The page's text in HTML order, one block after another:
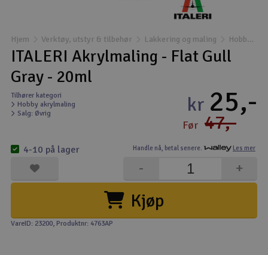
Droner
Droner for FPV
Fly
Helikopter
Kamerautstyr
Modellbygging, LEGO & byggesett
Modelljernbane
Hjem Verktøy, utstyr & tilbehør Lakkering og maling Hobby akrylmaling
ITALERI Akrylmaling - Flat Gull
Gray - 20ml
Tilhører kategori
Hobby akrylmaling
Salg: Øvrig
Handle nå, betal senere. Les mer
kr 25,-
Før 47,-
Kjøp
+
-
4-10 på lager
VareID: 23200, Produktnr: 4763AP